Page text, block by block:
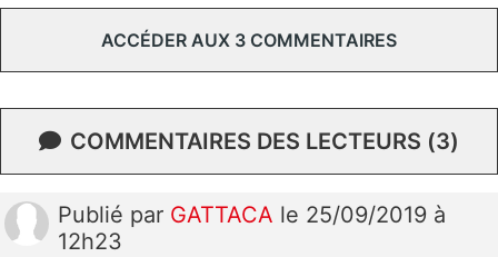
ACCÉDER AUX 3 COMMENTAIRES
COMMENTAIRES DES LECTEURS (3)
Publié par GATTACA le 25/09/2019 à
12h23